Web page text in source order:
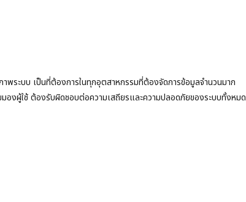
พระบบ เป็นที่ต้องการในทุกอุตสาหกรรมที่ต้องจัดการข้อมูลจำนวนมาก
องผู้ใช้ ต้องรับผิดชอบต่อความเสถียรและความปลอดภัยของระบบทั้งหมด